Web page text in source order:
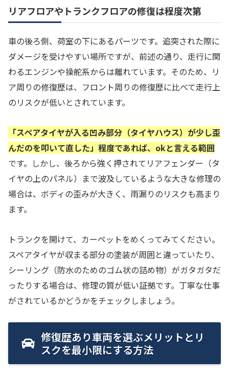
リアフロアやトランクフロアの修復は程度次第
車の後ろ側、荷室の下にあるパーツです。追突された際に
ダメージを受けやすい場所ですが、前述の通り、走行に関
わるエンジンや操舵系からは離れています。そのため、リ
ア周りの修復歴は、フロント周りの修復歴に比べて走行上
のリスクが低いとされています。
「スペアタイヤが入る凹み部分（タイヤハウス）が少し歪
んだのを叩いて直した」程度であれば、okと言える範囲
です。しかし、後ろから強く押されてリアフェンダー（タ
イヤの上のパネル）まで波及しているような大きな修理の
場合は、ボディの歪みが大きく、雨漏りのリスクも高まり
ます。
トランクを開けて、カーペットをめくってみてください。
スペアタイヤが収まる部分の塗装が周囲と違っていたり、
シーリング（防水のためのゴム状の詰め物）がガタガタだ
ったりする場合は、修理の質が低い証拠です。丁寧な仕事
がされているかどうかをチェックしましょう。
修復歴あり車両を選ぶメリットとリ
スクを最小限にする方法